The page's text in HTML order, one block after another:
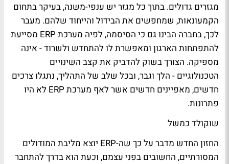
מגזרים גדולים. בתוך כל מגזר יש ענפי-משנה, בעיקר בתחום
הקמעונאות, שמחפשים את הבידול והייחוד שלהם. מעבר
לכך, בחברה הבינו גם כי הסיסמה, לפיה מערכת ERP מסייעת
להתפתחות הארגון ומאפשרת לו להתחדש ולשרוד - אינה
מספיקה. הצורך בשוק להדביק את קצב השינויים
הטכנולוגיים - הלך וגבר, ובכל שלב של התהליך, נתגלו צרכים
חדשים, מאפיינים חדשים אשר לאף מערכת ERP לא היו
פתרונות.
שוקולד כמשל
החזון החדש מדבר על כך שה-ERP יוצא מליבת המודולים
המסורתיים, החשובים בפני עצמם, וכעת הוא בדרך להתחבר